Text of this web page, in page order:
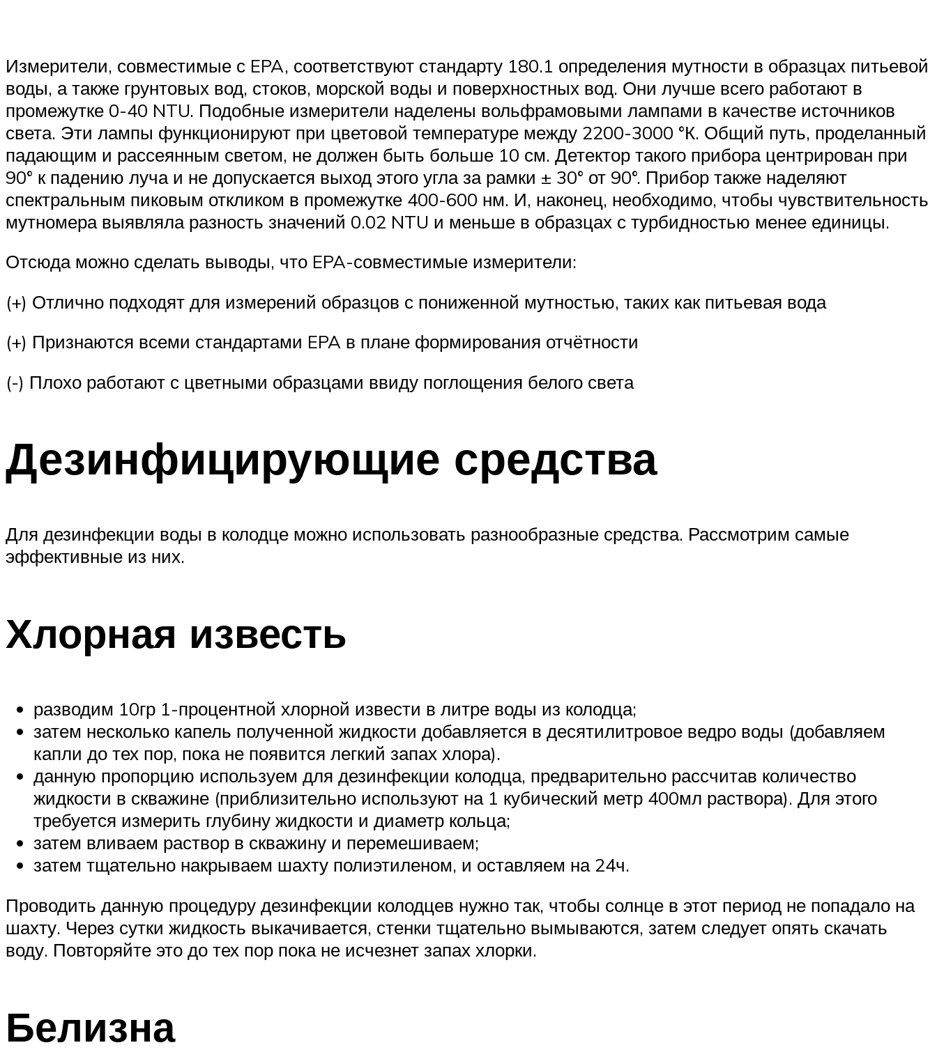
Измерители, совместимые с EPA, соответствуют стандарту 180.1 определения мутности в образцах питьевой
воды, а также грунтовых вод, стоков, морской воды и поверхностных вод. Они лучше всего работают в
промежутке 0-40 NTU. Подобные измерители наделены вольфрамовыми лампами в качестве источников
света. Эти лампы функционируют при цветовой температуре между 2200-3000 °К. Общий путь, проделанный
падающим и рассеянным светом, не должен быть больше 10 см. Детектор такого прибора центрирован при
90° к падению луча и не допускается выход этого угла за рамки ± 30° от 90°. Прибор также наделяют
спектральным пиковым откликом в промежутке 400-600 нм. И, наконец, необходимо, чтобы чувствительность
мутномера выявляла разность значений 0.02 NTU и меньше в образцах с турбидностью менее единицы.
Отсюда можно сделать выводы, что EPA-совместимые измерители:
(+) Отлично подходят для измерений образцов с пониженной мутностью, таких как питьевая вода
(+) Признаются всеми стандартами EPA в плане формирования отчётности
(-) Плохо работают с цветными образцами ввиду поглощения белого света
Дезинфицирующие средства
Для дезинфекции воды в колодце можно использовать разнообразные средства. Рассмотрим самые
эффективные из них.
Хлорная известь
разводим 10гр 1-процентной хлорной извести в литре воды из колодца;
затем несколько капель полученной жидкости добавляется в десятилитровое ведро воды (добавляем
капли до тех пор, пока не появится легкий запах хлора).
данную пропорцию используем для дезинфекции колодца, предварительно рассчитав количество
жидкости в скважине (приблизительно используют на 1 кубический метр 400мл раствора). Для этого
требуется измерить глубину жидкости и диаметр кольца;
затем вливаем раствор в скважину и перемешиваем;
затем тщательно накрываем шахту полиэтиленом, и оставляем на 24ч.
Проводить данную процедуру дезинфекции колодцев нужно так, чтобы солнце в этот период не попадало на
шахту. Через сутки жидкость выкачивается, стенки тщательно вымываются, затем следует опять скачать
воду. Повторяйте это до тех пор пока не исчезнет запах хлорки.
Белизна